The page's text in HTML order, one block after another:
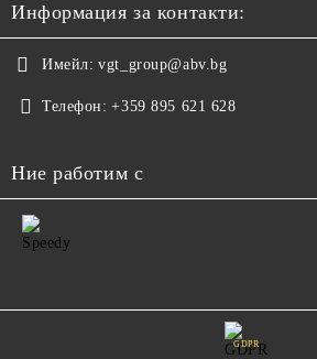
Информация за контакти:
Имейл: vgt_group@abv.bg
Телефон: +359 895 621 628
Ние работим с
GDPR